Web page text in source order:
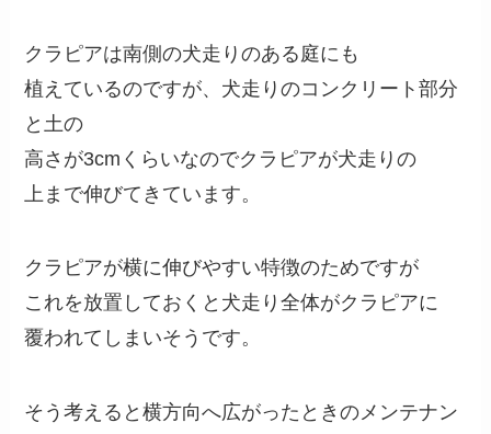
クラピアは南側の犬走りのある庭にも
植えているのですが、犬走りのコンクリート部分
と土の
高さが3cmくらいなのでクラピアが犬走りの
上まで伸びてきています。
クラピアが横に伸びやすい特徴のためですが
これを放置しておくと犬走り全体がクラピアに
覆われてしまいそうです。
そう考えると横方向へ広がったときのメンテナン